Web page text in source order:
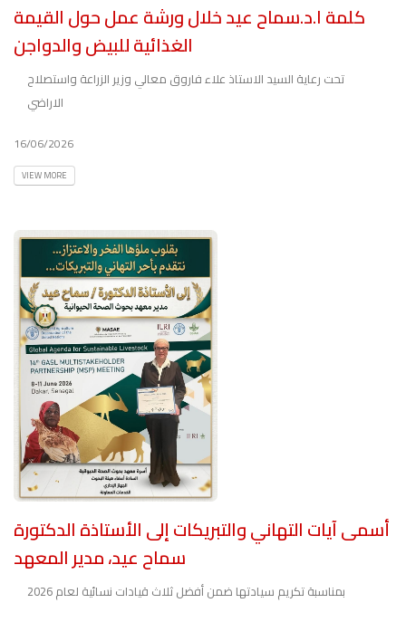
كلمة ا.د.سماح عيد خلال ورشة عمل حول القيمة
الغذائية للبيض والدواجن
تحت رعاية السيد الاستاذ علاء فاروق معالي وزير الزراعة واستصلاح
الاراضي
16/06/2026
VIEW MORE
أسمى آيات التهاني والتبريكات إلى الأستاذة الدكتورة
سماح عيد، مدير المعهد
بمناسبة تكريم سيادتها ضمن أفضل ثلاث قيادات نسائية لعام 2026